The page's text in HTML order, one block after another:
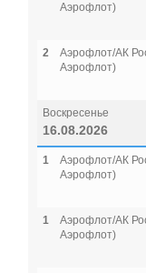
Аэрофлот)
2
Аэрофлот/АК
Аэрофлот)
Воскресенье
16.08.2026
1
Аэрофлот/АК
Аэрофлот)
1
Аэрофлот/АК
Аэрофлот)